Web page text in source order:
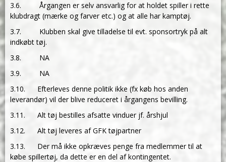
3.6. Årgangen er selv ansvarlig for at holdet spiller i rette
klubdragt (mærke og farver etc.) og at alle har kamptøj.
3.7. Klubben skal give tilladelse til evt. sponsortryk på alt
indkøbt tøj.
3.8. NA
3.9. NA
3.10. Efterleves denne politik ikke (fx køb hos anden
leverandør) vil der blive reduceret i årgangens bevilling.
3.11. Alt tøj bestilles afsatte vinduer jf. årshjul
3.12. Alt tøj leveres af GFK tøjpartner
3.13. Der må ikke opkræves penge fra medlemmer til at
købe spillertøj, da dette er en del af kontingentet.